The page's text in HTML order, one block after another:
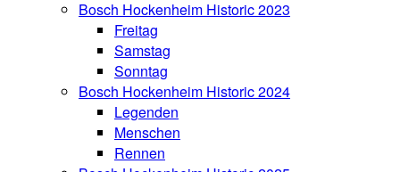
Bosch Hockenheim Historic 2023
Freitag
Samstag
Sonntag
Bosch Hockenheim Historic 2024
Legenden
Menschen
Rennen